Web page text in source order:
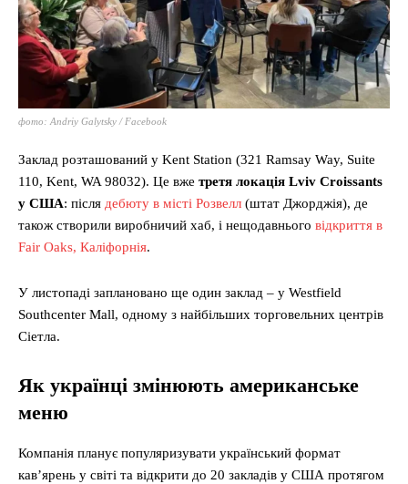
фото: Andriy Galytsky / Facebook
Заклад розташований у Kent Station (321 Ramsay Way, Suite
110, Kent, WA 98032). Це вже третя локація Lviv Croissants
у США: після дебюту в місті Розвелл (штат Джорджія), де
також створили виробничий хаб, і нещодавнього відкриття в
Fair Oaks, Каліфорнія.
У листопаді заплановано ще один заклад – у Westfield
Southcenter Mall, одному з найбільших торговельних центрів
Сіетла.
Як українці змінюють американське
меню
Компанія планує популяризувати український формат
кав’ярень у світі та відкрити до 20 закладів у США протягом